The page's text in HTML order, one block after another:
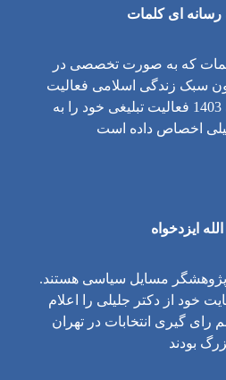
ای کلمات
که به صورت تخصصی در
سبک زندگی اسلامی فعالیت
دارد در انتخابات ایران 1403 فعالیت تبلیغی خود را به
اخصاص داده است
ایزدخواه
پژوهشگر مسایل سیاسی هستند.
خود از دکتر جلیلی را اعلام
رای گیری انتخابات در تهران
بودند